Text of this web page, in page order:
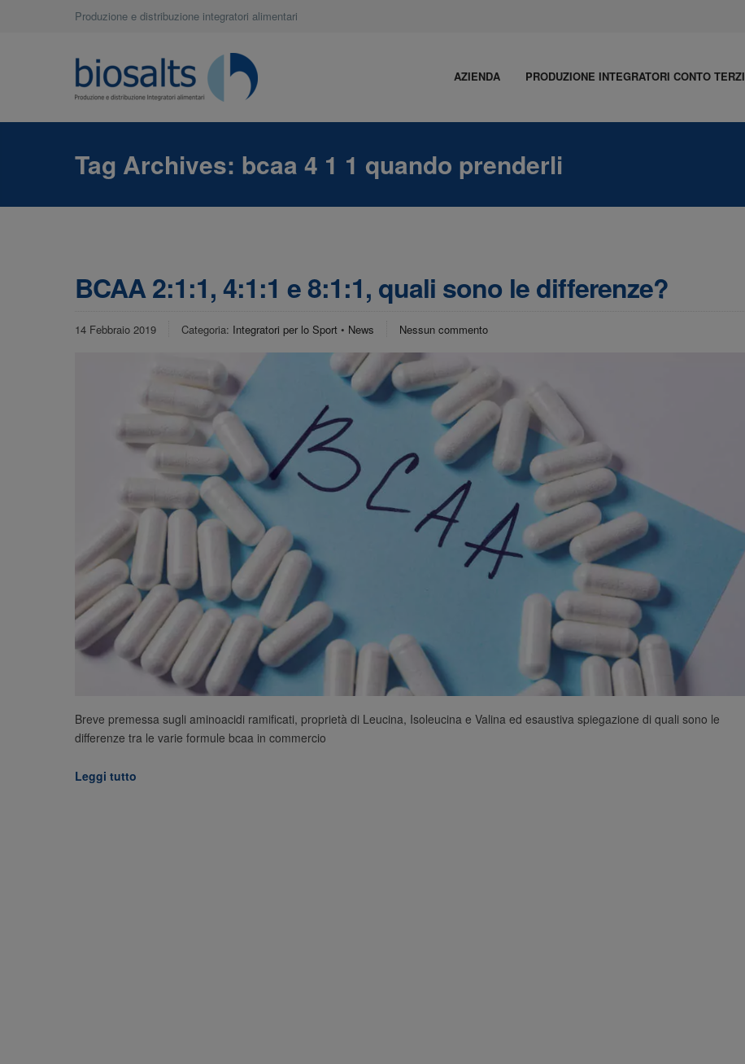
Produzione e distribuzione integratori alimentari
AZIENDA PRODUZIONE INTEGRATORI CONTO TERZI
Tag Archives: bcaa 4 1 1 quando prenderli
BCAA 2:1:1, 4:1:1 e 8:1:1, quali sono le differenze?
14 Febbraio 2019 Categoria: Integratori per lo Sport • News Nessun commento
Breve premessa sugli aminoacidi ramificati, proprietà di Leucina, Isoleucina e Valina ed esaustiva spiegazione di quali sono le
differenze tra le varie formule bcaa in commercio
Leggi tutto